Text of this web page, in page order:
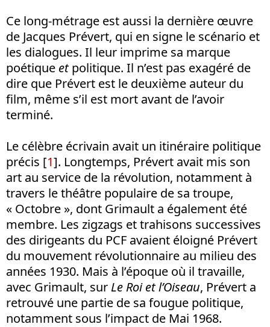
Ce long-métrage est aussi la dernière œuvre
de Jacques Prévert, qui en signe le scénario et
les dialogues. Il leur imprime sa marque
poétique etpolitique. Il n’est pas exagéré de
dire que Prévert est le deuxième auteur du
film, même s’il est mort avant de l’avoir
terminé.
Le célèbre écrivain avait un itinéraire politique
précis [1]. Longtemps, Prévert avait mis son
art au service de la révolution, notamment à
travers le théâtre populaire de sa troupe,
« Octobre », dont Grimault a également été
membre. Les zigzags et trahisons successives
des dirigeants du PCF avaient éloigné Prévert
du mouvement révolutionnaire au milieu des
années 1930. Mais à l’époque où il travaille,
avec Grimault, sur Le Roi et l’Oiseau, Prévert a
retrouvé une partie de sa fougue politique,
notamment sous l’impact de Mai 1968.